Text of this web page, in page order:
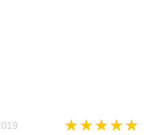
★★★★★